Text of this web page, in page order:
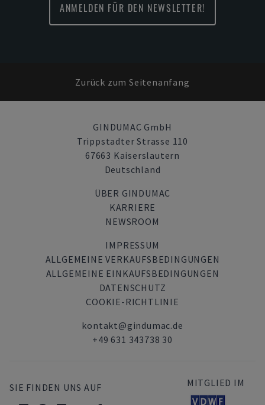
ANMELDEN FÜR DEN NEWSLETTER!
Zurück zum Seitenanfang
GINDUMAC GmbH
Trippstadter Strasse 110
67663 Kaiserslautern
Deutschland
ÜBER GINDUMAC
KARRIERE
NEWSROOM
IMPRESSUM
ALLGEMEINE VERKAUFSBEDINGUNGEN
ALLGEMEINE EINKAUFSBEDINGUNGEN
DATENSCHUTZ
COOKIE-RICHTLINIE
kontakt@gindumac.de
+49 631 343738 30
SIE FINDEN UNS AUF MITGLIED IM